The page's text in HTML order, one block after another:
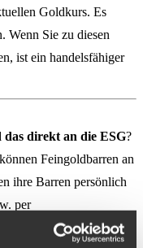
Goldkurs. Es
Wenn Sie zu diesen
ist ein handelsfähiger
direkt an die ESG?
Feingoldbarren an
ihre Barren persönlich
per
lassen.